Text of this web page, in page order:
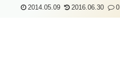
2014.05.09 2016.06.30 0